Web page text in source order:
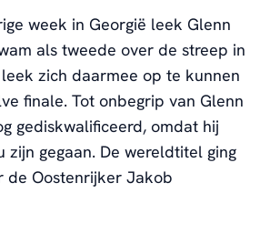
week in Georgië leek Glenn
als tweede over de streep in
zich daarmee op te kunnen
finale. Tot onbegrip van Glenn
gediskwalificeerd, omdat hij
zijn gegaan. De wereldtitel ging
de Oostenrijker Jakob